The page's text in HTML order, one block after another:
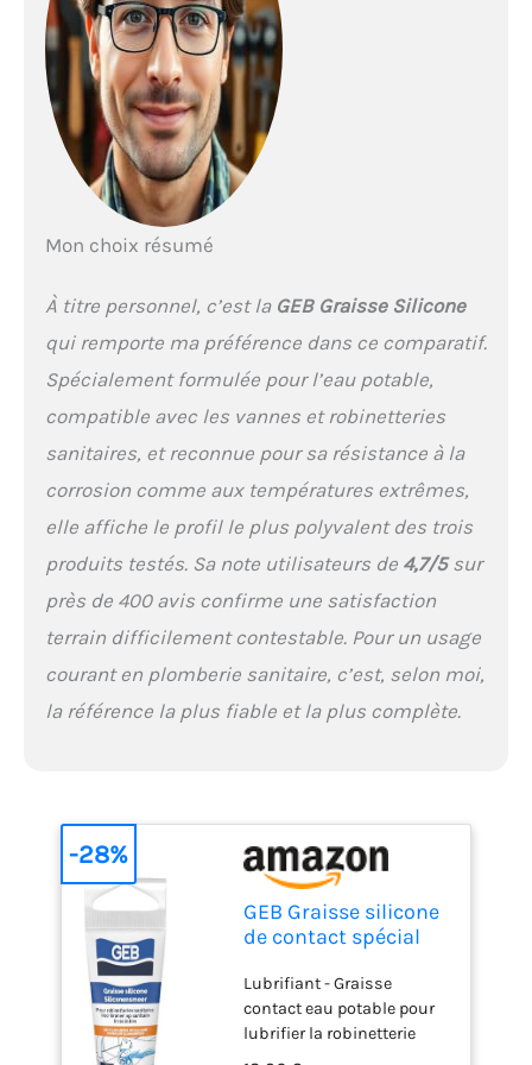
1860. Certifié ISO 9001
Mon choix résumé
À titre personnel, c’est la GEB Graisse Silicone
qui remporte ma préférence dans ce comparatif.
Spécialement formulée pour l’eau potable,
compatible avec les vannes et robinetteries
sanitaires, et reconnue pour sa résistance à la
corrosion comme aux températures extrêmes,
elle affiche le profil le plus polyvalent des trois
produits testés. Sa note utilisateurs de 4,7/5sur
près de 400 avis confirme une satisfaction
terrain difficilement contestable. Pour un usage
courant en plomberie sanitaire, c’est, selon moi,
la référence la plus fiable et la plus complète.
GEB Graisse silicone
de contact spécial
lubrifier vannes et
robinetteries
sanitaire - Blanc -
Lubrifiant - Graisse
contact eau potable pour
lubrifier la robinetterie
sanitaire Graissage des
-28%